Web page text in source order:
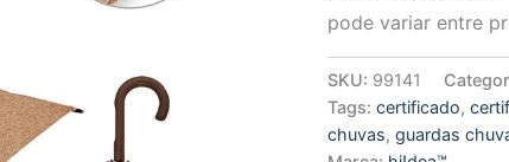
pode variar entre
SKU: 99141
Tags:certificado,
chuvas,guardas